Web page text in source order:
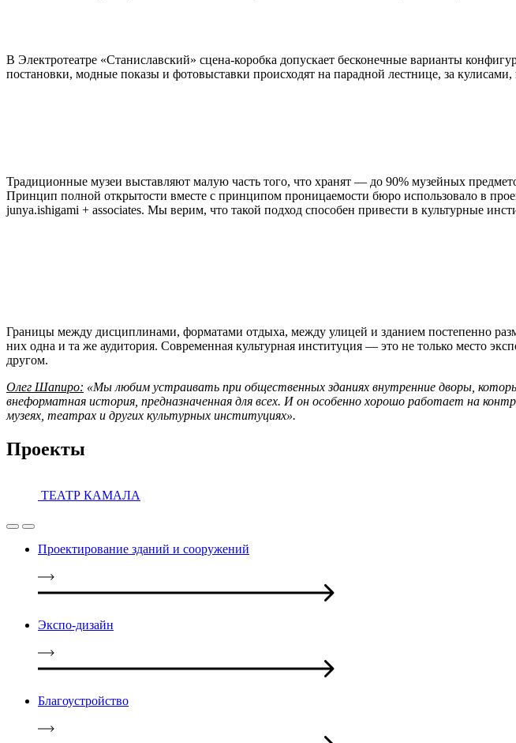
В Электротеатре «Станиславский» сцена-коробка допускает бесконечные варианты
постановки, модные показы и фотовыставки происходят на парадной лестнице, за
Традиционные музеи выставляют малую часть того, что хранят — до 90% музейных
Принцип полной открытости вместе с принципом проницаемости бюро использовало в
junya.ishigami + associates. Мы верим, что такой подход способен привести в культурные
Границы между дисциплинами, форматами отдыха, между улицей и зданием постепенно
них одна и та же аудитория. Современная культурная институция — это не только место
другом.
Олег Шапиро: «Мы любим устраивать при общественных зданиях внутренние дворы,
внеформатная история, предназначенная для всех. И он особенно хорошо работает на
музеях, театрах и других культурных институциях».
Проекты
ТЕАТР КАМАЛА
Проектирование зданий и сооружений
Экспо-дизайн
Благоустройство